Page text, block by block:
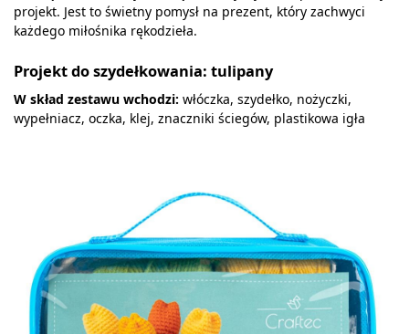
projekt. Jest to świetny pomysł na prezent, który zachwyci
każdego miłośnika rękodzieła.
Projekt do szydełkowania: tulipany
W skład zestawu wchodzi: włóczka, szydełko, nożyczki,
wypełniacz, oczka, klej, znaczniki ściegów, plastikowa igła